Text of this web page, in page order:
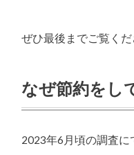
ぜひ最後までご覧くだ
なぜ節約をし
2023年6月頃の調査